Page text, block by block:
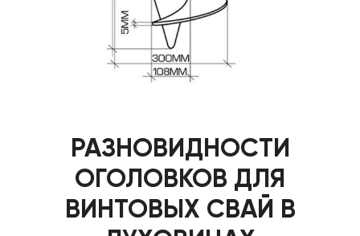
РАЗНОВИДНОСТИ
ОГОЛОВКОВ ДЛЯ
ВИНТОВЫХ СВАЙ В